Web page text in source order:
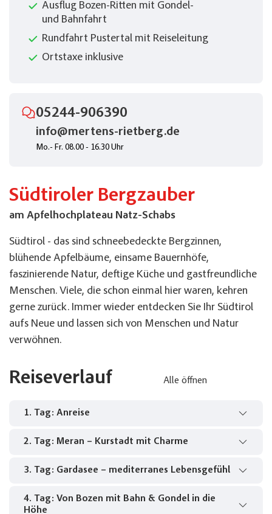
Südtiroler Bergzauber
am Apfelhochplateau Natz-Schabs
Südtirol - das sind schneebedeckte Bergzinnen,
blühende Apfelbäume, einsame Bauernhöfe,
faszinierende Natur, deftige Küche und gastfreundliche
Menschen. Viele, die schon einmal hier waren, kehren
gerne zurück. Immer wieder entdecken Sie Ihr Südtirol
aufs Neue und lassen sich von Menschen und Natur
verwöhnen.
Reiseverlauf Alle öffnen
1. Tag: Anreise
Am Morgen beginnt Ihre Reise in Richtung Süden.
Vorbei an München und über den
Apfelhochplateau Natz.
2. Tag: Meran – Kurstadt mit Charme
Gut gestärkt besuchen Sie die bekannte Kurstadt
Meran. Malerisch an der Etsch gelegen,
bezaubert die Stadt mit ihrer herrlichen Altstadt,
3. Tag: Gardasee – mediterranes Lebensgefühl
Freuen Sie sich auf einen Tag am Gardasee, der
4. Tag: Von Bozen mit Bahn & Gondel in die
Höhe
Ausflug Bozen-Ritten mit Gondel-
und Bahnfahrt
Rundfahrt Pustertal mit Reiseleitung
Ortstaxe inklusive
05244-906390
info@mertens-rietberg.de
Mo.- Fr. 08.00 - 16.30 Uhr